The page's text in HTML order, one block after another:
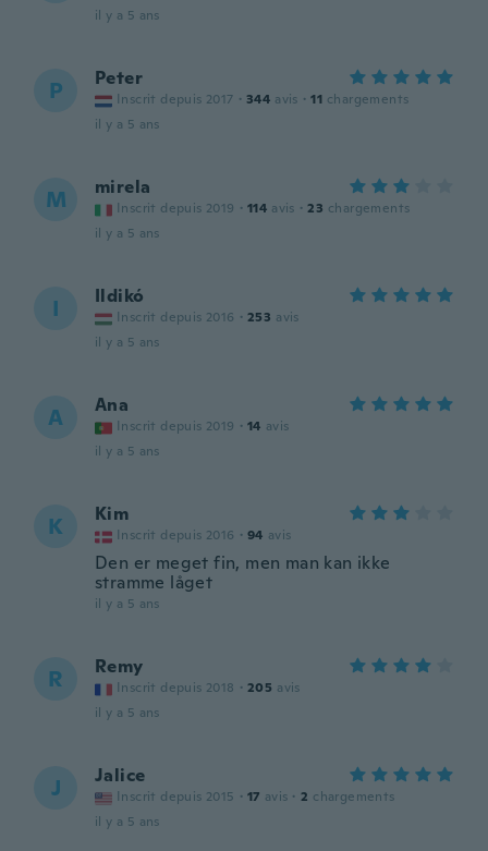
il y a 5 ans
P Peter
Inscrit depuis 2017 · 344 avis · 11 chargements
il y a 5 ans
M mirela
Inscrit depuis 2019 · 114 avis · 23 chargements
il y a 5 ans
I Ildikó
Inscrit depuis 2016 · 253 avis
il y a 5 ans
A Ana
Inscrit depuis 2019 · 14 avis
il y a 5 ans
K Kim
Inscrit depuis 2016 · 94 avis
Den er meget fin, men man kan ikke
stramme låget
il y a 5 ans
R Remy
Inscrit depuis 2018 · 205 avis
il y a 5 ans
J Jalice
Inscrit depuis 2015 · 17 avis · 2 chargements
il y a 5 ans